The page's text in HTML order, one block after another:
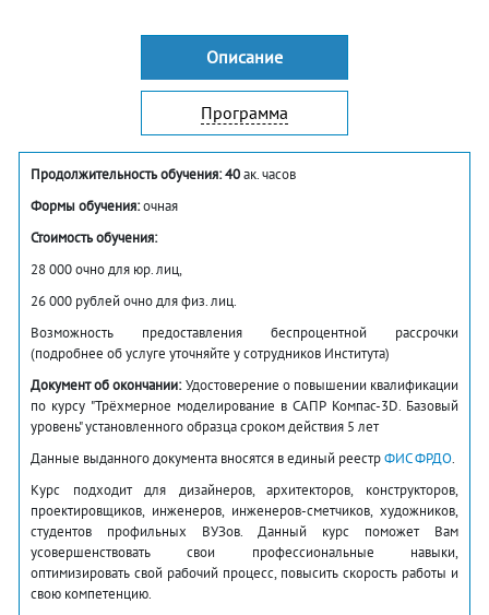
Описание
Программа
Продолжительность обучения: 40ак. часов
Формы обучения:очная
Стоимость обучения:
28 000 очно для юр. лиц,
26 000 рублей очно для физ. лиц.
Возможность предоставления беспроцентной рассрочки
(подробнее об услуге уточняйте у сотрудников Института)
Документ об окончании:Удостоверение о повышении квалификации
по курсу "Трёхмерное моделирование в САПР Компас-3D. Базовый
уровень" установленного образца сроком действия 5 лет
Данные выданного документа вносятся в единый реестрФИС ФРДО.
Курс подходит для дизайнеров, архитекторов, конструкторов,
проектировщиков, инженеров, инженеров-сметчиков, художников,
студентов профильных ВУЗов. Данный курс поможет Вам
усовершенствовать свои профессиональные навыки,
оптимизировать свой рабочий процесс, повысить скорость работы и
свою компетенцию.